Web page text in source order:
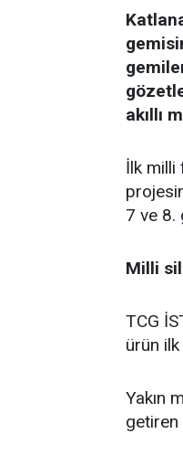
akıllı
İlk milli
7 ve 8.
Milli
TCG
ürün
Yakın
getiren